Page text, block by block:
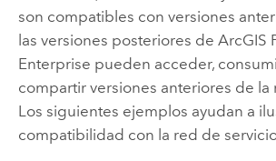
son compatibles con versiones
las versiones posteriores de ArcGIS
Enterprise pueden acceder,
compartir versiones anteriores de la
Los siguientes ejemplos ayudan a
compatibilidad con la red de